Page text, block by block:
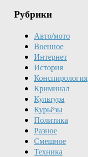
Рубрики
Авто/мото
Военное
Интернет
История
Конспирология
Криминал
Культура
Курьёзы
Политика
Разное
Смешное
Техника